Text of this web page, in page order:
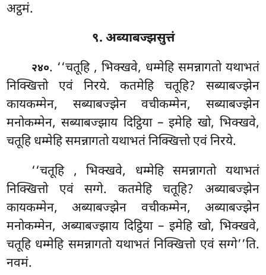
अट्ठमं.
९. अब्याबज्झसुत्तं
२४०. ‘‘चतूहि , भिक्खवे, धम्मेहि समन्नागतो यथाभतं
निक्खित्तो एवं निरये. कतमेहि चतूहि? सब्याबज्झेन
कायकम्मेन, सब्याबज्झेन वचीकम्मेन, सब्याबज्झेन
मनोकम्मेन, सब्याबज्झाय दिट्ठिया – इमेहि खो, भिक्खवे,
चतूहि धम्मेहि समन्नागतो यथाभतं निक्खित्तो एवं निरये.
‘‘चतूहि , भिक्खवे, धम्मेहि समन्नागतो यथाभतं
निक्खित्तो एवं सग्गे. कतमेहि चतूहि? अब्याबज्झेन
कायकम्मेन, अब्याबज्झेन वचीकम्मेन, अब्याबज्झेन
मनोकम्मेन, अब्याबज्झाय दिट्ठिया – इमेहि खो, भिक्खवे,
चतूहि धम्मेहि समन्नागतो यथाभतं निक्खित्तो एवं सग्गे’’ति.
नवमं.